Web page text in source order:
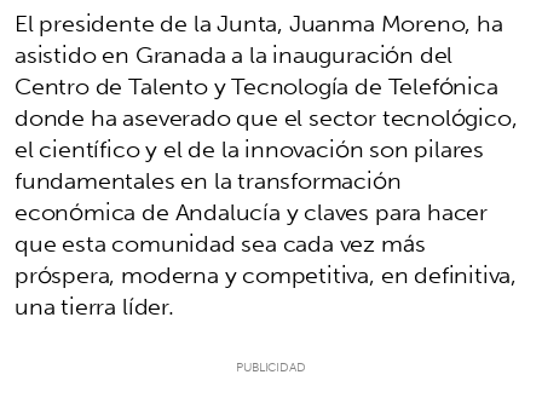
El presidente de la Junta, Juanma Moreno, ha
asistido en Granada a la inauguración del
Centro de Talento y Tecnología de Telefónica
donde ha aseverado que el sector tecnológico,
el científico y el de la innovación son pilares
fundamentales en la transformación
económica de Andalucía y claves para hacer
que esta comunidad sea cada vez más
próspera, moderna y competitiva, en definitiva,
una tierra líder.